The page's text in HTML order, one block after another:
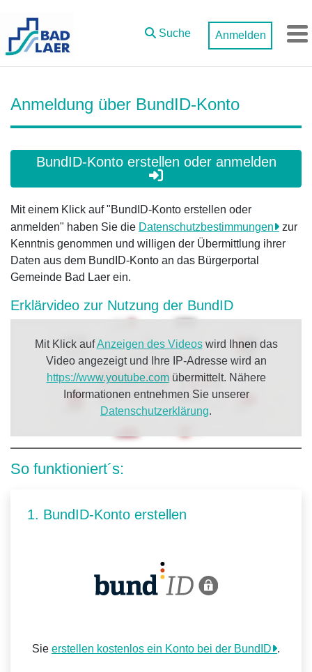
Suche Anmelden
Anmeldung über BundID-Konto
BundID-Konto erstellen oder anmelden
Mit einem Klick auf "BundID-Konto erstellen oder
anmelden" haben Sie die Datenschutzbestimmungen
zur
Kenntnis genommen und willigen der Übermittlung ihrer
Daten aus dem BundID-Konto an das Bürgerportal
Gemeinde Bad Laer ein.
Erklärvideo zur Nutzung der BundID
Mit Klick aufAnzeigen des Videoswird Ihnen das
Video angezeigt und Ihre IP-Adresse wird an
https://www.youtube.comübermittelt. Nähere
Informationen entnehmen Sie unserer
Datenschutzerklärung.
So funktioniert´s:
1. BundID-Konto erstellen
Sie erstellen kostenlos ein Konto bei der BundID .